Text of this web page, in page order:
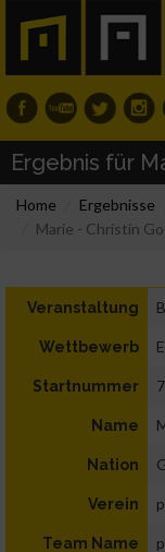
Ergebnis für
Home Ergebnisse
Marie - Christin
Veranstaltung
Wettbewerb
Startnummer
Name
Nation
Verein
Team Name